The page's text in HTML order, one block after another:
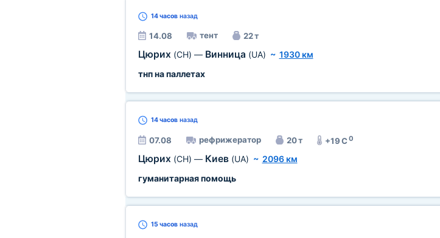
14 часовназад
14.08 тент 22 т
Цюрих (CH) — Винница (UA) ~ 1930 км
тнп на паллетах
14 часовназад
07.08 рефрижератор 20 т +19 C0
Цюрих (CH) — Киев (UA) ~ 2096 км
гуманитарная помощь
15 часовназад